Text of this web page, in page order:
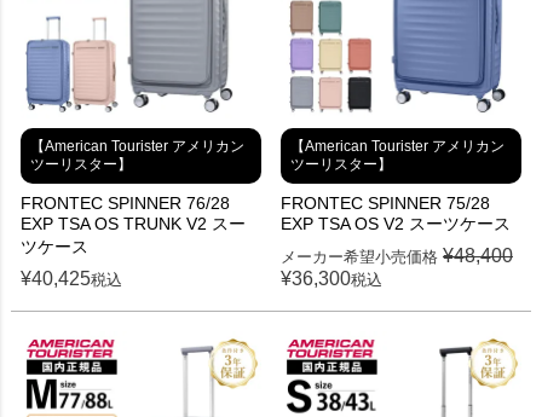
【American Tourister アメリカン
ツーリスター】
FRONTEC SPINNER 76/28
EXP TSA OS TRUNK V2 スー
ツケース
¥40,425税込
【American Tourister アメリカン
ツーリスター】
FRONTEC SPINNER 75/28
EXP TSA OS V2 スーツケース
メーカー希望小売価格 ¥48,400
¥36,300税込